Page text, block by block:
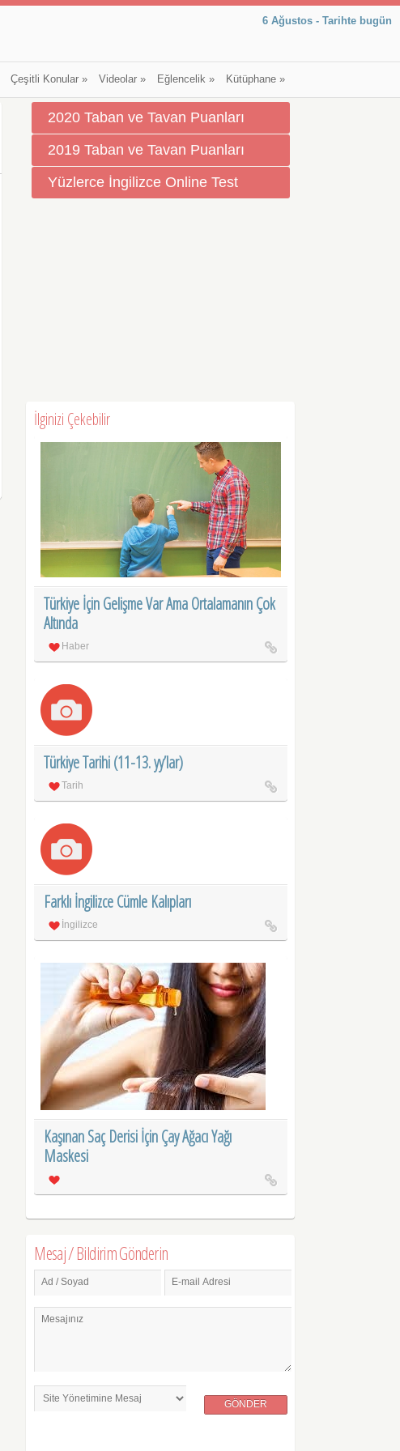
6 Ağustos - Tarihte bugün
Çeşitli Konular» Videolar» Eğlencelik» Kütüphane»
2020 Taban ve Tavan Puanları
2019 Taban ve Tavan Puanları
Yüzlerce İngilizce Online Test
İlginizi Çekebilir
Türkiye İçin Gelişme Var Ama Ortalamanın Çok
Altında
Haber
Türkiye Tarihi (11-13. yy’lar)
Tarih
Farklı İngilizce Cümle Kalıpları
İngilizce
Kaşınan Saç Derisi İçin Çay Ağacı Yağı
Maskesi
Mesaj / Bildirim Gönderin
Ad / Soyad E-mail Adresi
Mesajınız
GÖNDER